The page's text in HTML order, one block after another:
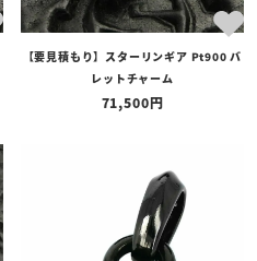
【要見積もり】スターリンギア Pt900 バ
レットチャーム
71,500